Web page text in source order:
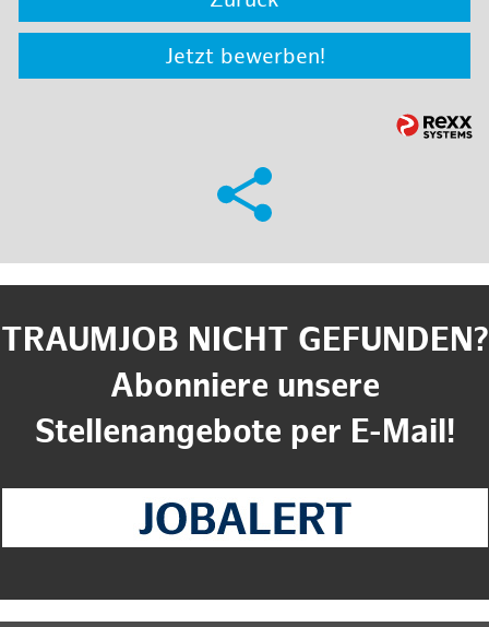
Jetzt bewerben!
TRAUMJOB NICHT GEFUNDEN?
Abonniere unsere
Stellenangebote per E-Mail!